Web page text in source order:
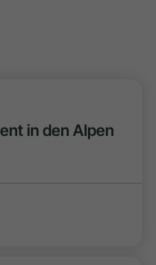
in den Alpen